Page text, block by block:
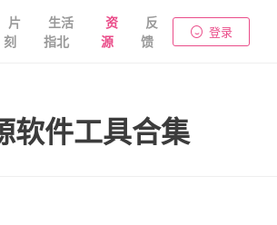
片
刻
生活
指北
资
源
反
馈
登录
软件工具合集